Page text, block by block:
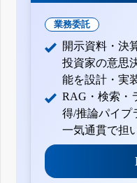
業務委託
開示資料・決
投資家の意思
能を設計・実
RAG・検索・
得/推論パイプ
一気通貫で担